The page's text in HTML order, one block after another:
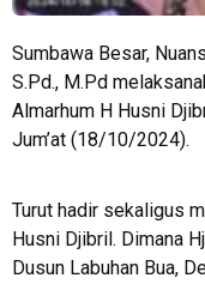
Sumbawa Besar,
S.Pd., M.Pd
Almarhum H Husni
Jum’at (18/10/2024).
Turut hadir sekaligus
Husni Djibril. Dimana
Dusun Labuhan Bua,